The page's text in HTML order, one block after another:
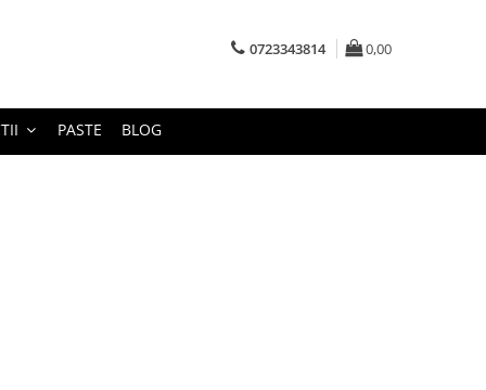
0723343814 0,00
PASTE BLOG